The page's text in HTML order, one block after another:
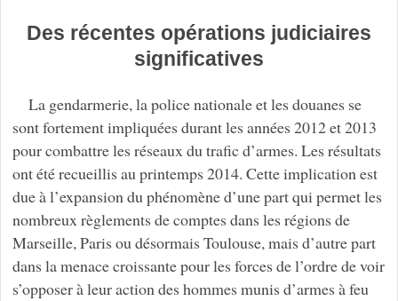
Des récentes opérations judiciaires
significatives
La gendarmerie, la police nationale et les douanes se
sont fortement impliquées durant les années 2012 et 2013
pour combattre les réseaux du trafic d’armes. Les résultats
ont été recueillis au printemps 2014. Cette implication est
due à l’expansion du phénomène d’une part qui permet les
nombreux règlements de comptes dans les régions de
Marseille, Paris ou désormais Toulouse, mais d’autre part
dans la menace croissante pour les forces de l’ordre de voir
s’opposer à leur action des hommes munis d’armes à feu